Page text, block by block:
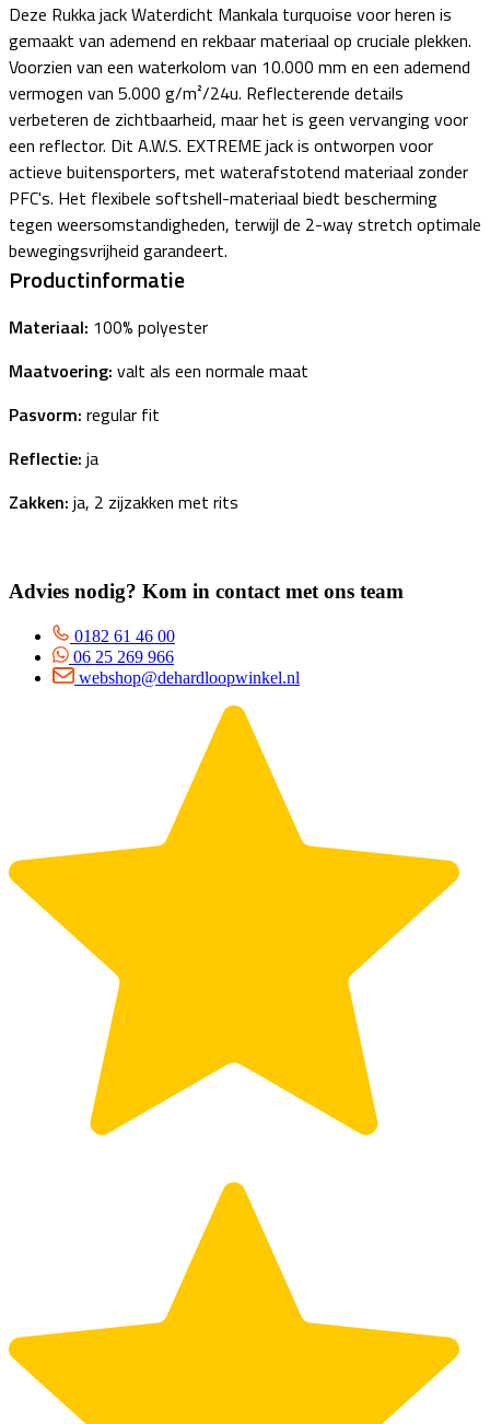
Deze Rukka jack Waterdicht Mankala turquoise voor heren is
gemaakt van ademend en rekbaar materiaal op cruciale plekken.
Voorzien van een waterkolom van 10.000 mm en een ademend
vermogen van 5.000 g/m²/24u. Reflecterende details
verbeteren de zichtbaarheid, maar het is geen vervanging voor
een reflector. Dit A.W.S. EXTREME jack is ontworpen voor
actieve buitensporters, met waterafstotend materiaal zonder
PFC's. Het flexibele softshell-materiaal biedt bescherming
tegen weersomstandigheden, terwijl de 2-way stretch optimale
bewegingsvrijheid garandeert.
Productinformatie
Materiaal: 100% polyester
Maatvoering: valt als een normale maat
Pasvorm: regular fit
Reflectie: ja
Zakken: ja, 2 zijzakken met rits
Advies nodig? Kom in contact met ons team
0182 61 46 00
06 25 269 966
webshop@dehardloopwinkel.nl